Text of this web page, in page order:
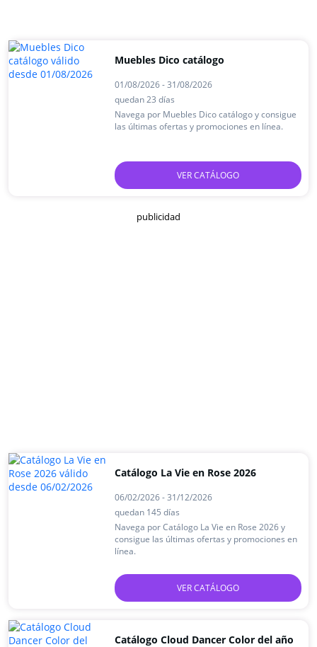
Muebles Dico catálogo
01/08/2026 - 31/08/2026
quedan 23 días
Navega por Muebles Dico catálogo y consigue
las últimas ofertas y promociones en línea.
VER CATÁLOGO
publicidad
Catálogo La Vie en Rose 2026
06/02/2026 - 31/12/2026
quedan 145 días
Navega por Catálogo La Vie en Rose 2026 y
consigue las últimas ofertas y promociones en
línea.
VER CATÁLOGO
Catálogo Cloud Dancer Color del año